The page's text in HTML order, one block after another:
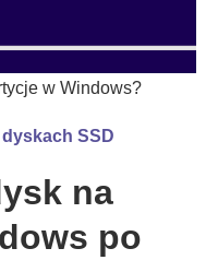
w Windows?
SSD
na
po